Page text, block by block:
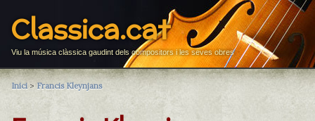
Classica.cat
Viu la música clàssica gaudint dels compositors i les seves obres
Inici > Francis Kleynjans